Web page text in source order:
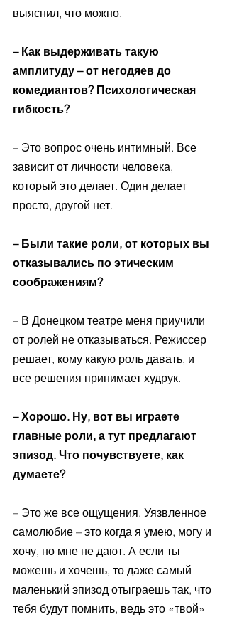
выяснил, что можно.
– Как выдерживать такую
амплитуду – от негодяев до
комедиантов? Психологическая
гибкость?
– Это вопрос очень интимный. Все
зависит от личности человека,
который это делает. Один делает
просто, другой нет.
– Были такие роли, от которых вы
отказывались по этическим
соображениям?
– В Донецком театре меня приучили
от ролей не отказываться. Режиссер
решает, кому какую роль давать, и
все решения принимает худрук.
– Хорошо. Ну, вот вы играете
главные роли, а тут предлагают
эпизод. Что почувствуете, как
думаете?
– Это же все ощущения. Уязвленное
самолюбие – это когда я умею, могу и
хочу, но мне не дают. А если ты
можешь и хочешь, то даже самый
маленький эпизод отыграешь так, что
тебя будут помнить, ведь это «твой»